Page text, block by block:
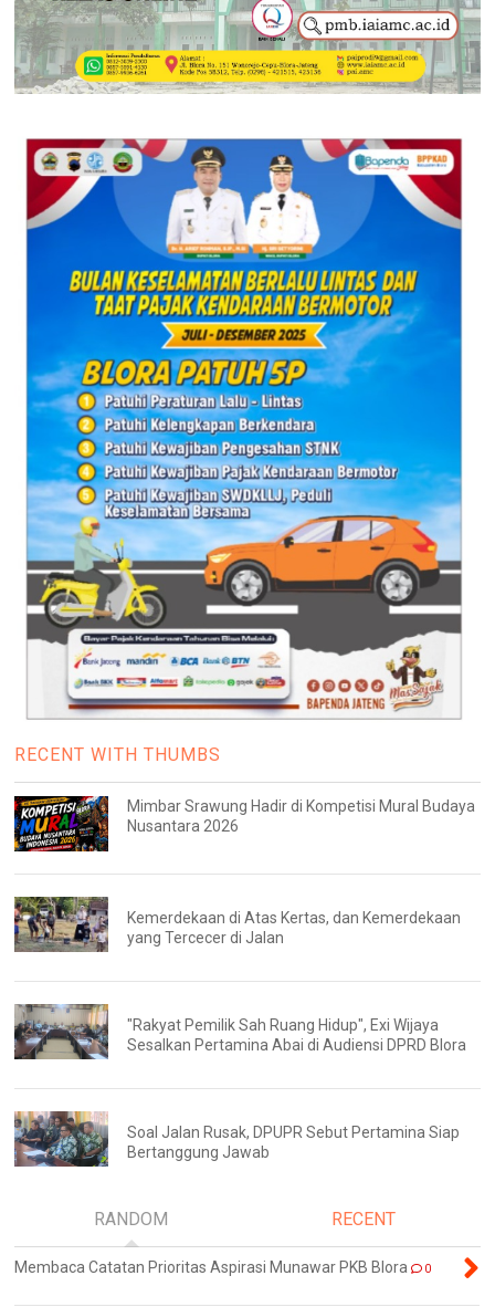
RECENT WITH THUMBS
Mimbar Srawung Hadir di Kompetisi Mural Budaya
Nusantara 2026
Kemerdekaan di Atas Kertas, dan Kemerdekaan
yang Tercecer di Jalan
"Rakyat Pemilik Sah Ruang Hidup", Exi Wijaya
Sesalkan Pertamina Abai di Audiensi DPRD Blora
Soal Jalan Rusak, DPUPR Sebut Pertamina Siap
Bertanggung Jawab
RANDOM RECENT
Membaca Catatan Prioritas Aspirasi Munawar PKB Blora 0